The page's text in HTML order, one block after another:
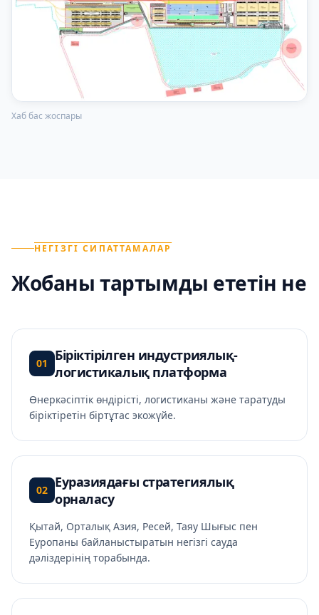
Хаб бас жоспары
НЕГІЗГІ СИПАТТАМАЛАР
Жобаны тартымды ететін не
01
Біріктірілген индустриялық-
логистикалық платформа
Өнеркәсіптік өндірісті, логистиканы және таратуды
біріктіретін біртұтас экожүйе.
02 Еуразиядағы стратегиялық
орналасу
Қытай, Орталық Азия, Ресей, Таяу Шығыс пен
Еуропаны байланыстыратын негізгі сауда
дәліздерінің торабында.